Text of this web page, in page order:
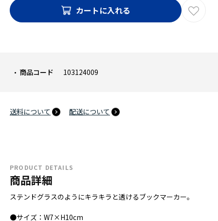
商品コード 103124009
送料について 配送について
カートに入れる
PRODUCT DETAILS
商品詳細
ステンドグラスのようにキラキラと透けるブックマーカー。
●サイズ：W7×H10cm